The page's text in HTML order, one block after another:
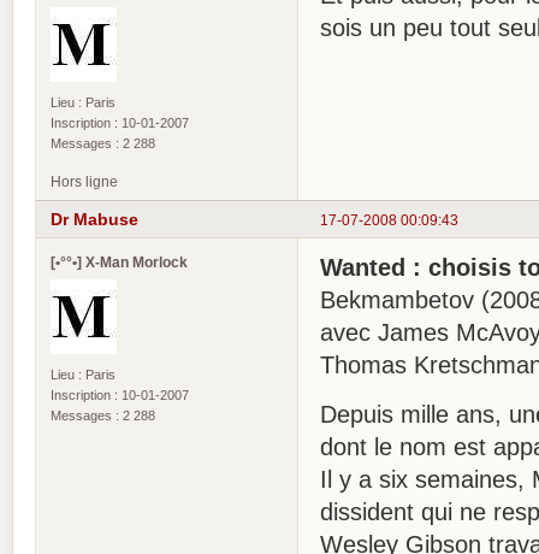
Lieu : Paris
Inscription : 10-01-2007
Messages : 2 288
sois un peu tout
Hors ligne
17-07-2008 00:09:43
Dr Mabuse
[•°°•] X-Man Morlock
Lieu : Paris
Inscription : 10-01-2007
Messages : 2 288
Wanted : choisis
Bekmambetov
avec James
Thomas
Depuis mille ans,
dont le nom est
Il y a six semaines,
dissident qui ne
Wesley Gibson